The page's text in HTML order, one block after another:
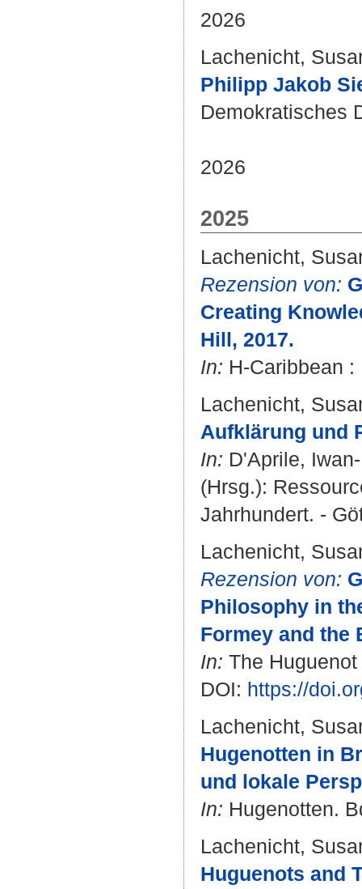
2026
Lachenicht,
Philipp Jakob
Demokratisches
2026
2025
Lachenicht,
Rezension von:
Creating
Hill, 2017.
In: H-Caribbean
Lachenicht,
Aufklärung und
In: D'Aprile,
(Hrsg.):
Jahrhundert. -
Lachenicht,
Rezension von:
Philosophy in
Formey and the
In: The
DOI: https://
Lachenicht,
Hugenotten in
und lokale
In: Hugenotten.
Lachenicht,
Huguenots and